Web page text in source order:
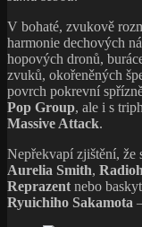
V bohaté, zvukově
harmonie dechových
hopových dronů,
zvuků, okořeněných
povrch pokrevní
Pop Group, ale i s
Massive Attack.
Nepřekvapí zjištění, že
Aurelia Smith,
Reprazent nebo
Ryuichiho Sakamota